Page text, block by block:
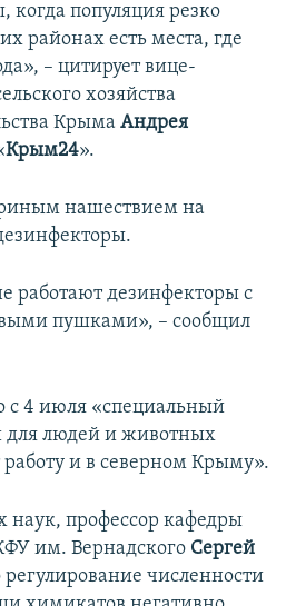
популяция резко
районах есть места, где
– цитирует вице-
хозяйства
Крыма Андрея
Крым24».
нашествием на
работают дезинфекторы с
пушками», – сообщил
с 4 июля «специальный
для людей и животных
и в северном Крыму».
наук, профессор кафедры
им. Вернадского Сергей
регулирование численности